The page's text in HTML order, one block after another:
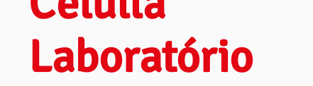
Laboratório